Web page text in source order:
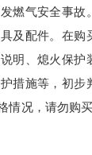
燃气安全事故
及配件。在购
明、熄火保护
措施等，初步
情况，请勿购